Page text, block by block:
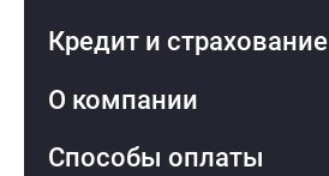
Кредит и страхование
О компании
Способы оплаты